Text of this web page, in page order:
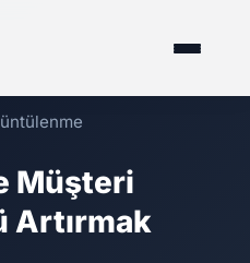
Müşteri
Artırmak